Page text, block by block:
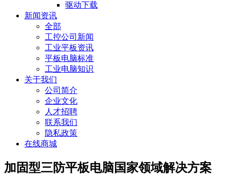
驱动下载
新闻资讯
全部
工控公司新闻
工业平板资讯
平板电脑标准
工业电脑知识
关于我们
公司简介
企业文化
人才招聘
联系我们
隐私政策
在线商城
加固型三防平板电脑国家领域解决方案